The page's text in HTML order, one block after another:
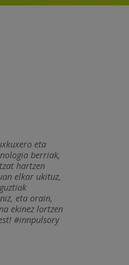
eta
berriak,
hartzen
elkar ukituz,
eta orain,
ekinez lortzen
#innpulsory